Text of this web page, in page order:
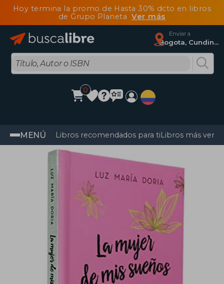
Hoy termina la promo de Hasta 30% dcto en libros
de Grupo Planeta Ver más
Enviar a
Bogota, Cundinamarca
0
MENÚ Libros recomendados para tiLibros más